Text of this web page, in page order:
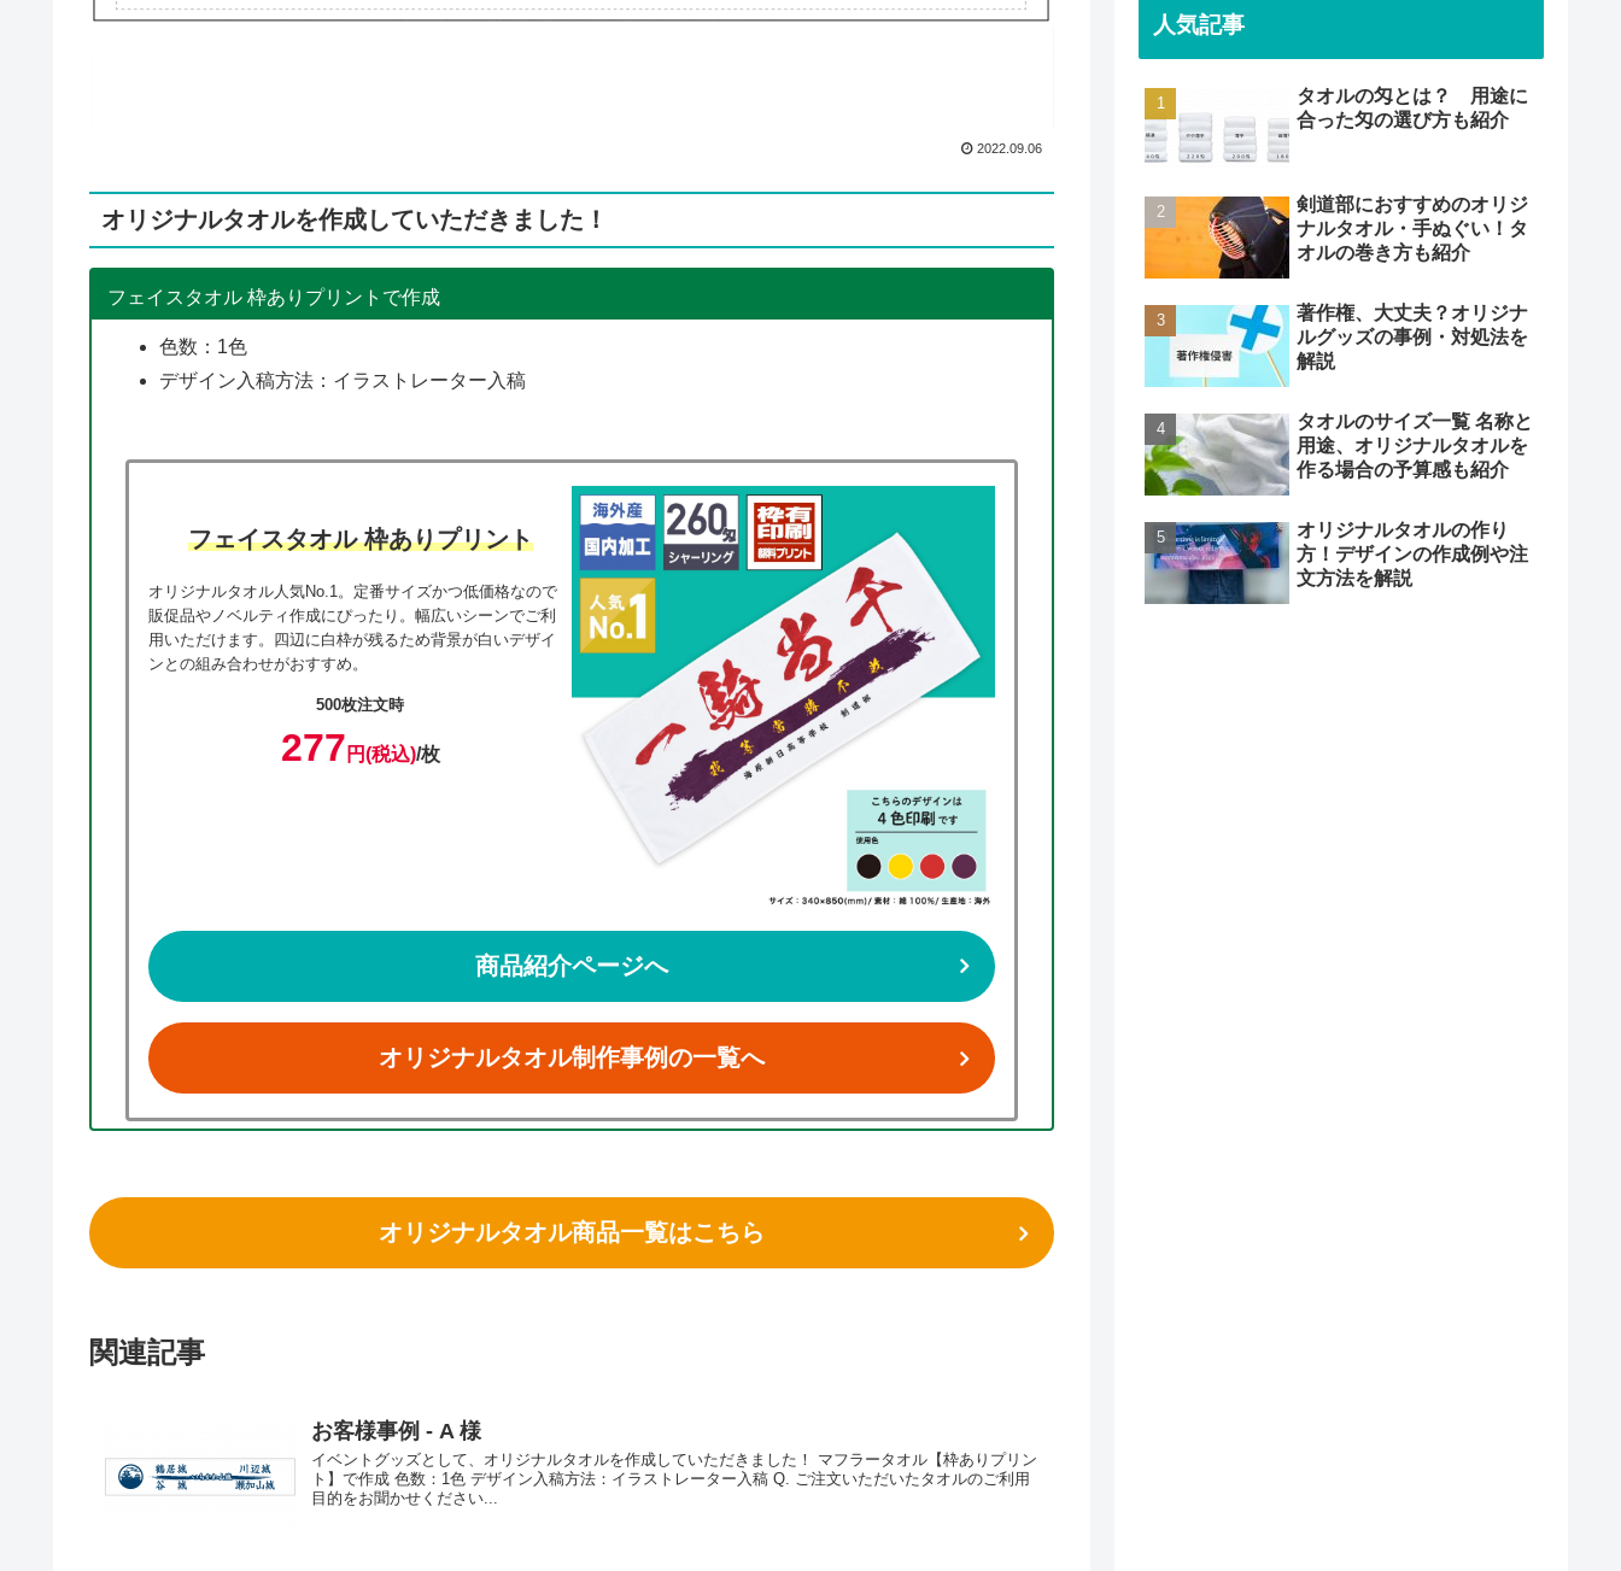
2022.09.06
オリジナルタオルを作成していただきました！
フェイスタオル 枠ありプリントで作成
色数：1色
デザイン入稿方法：イラストレーター入稿
フェイスタオル 枠ありプリント
オリジナルタオル人気No.1。定番サイズかつ低価格なので
販促品やノベルティ作成にぴったり。幅広いシーンでご利
用いただけます。四辺に白枠が残るため背景が白いデザイ
ンとの組み合わせがおすすめ。
500枚注文時
277 円(税込)/枚
商品紹介ページへ
オリジナルタオル制作事例の一覧へ
オリジナルタオル商品一覧はこちら
関連記事
お客様事例 - A 様
イベントグッズとして、オリジナルタオルを作成していただきました！ マフラータオル【枠ありプリン
ト】で作成 色数：1色 デザイン入稿方法：イラストレーター入稿 Q. ご注文いただいたタオルのご利用
目的をお聞かせください...
人気記事
タオルの匁とは？ 用途に
合った匁の選び方も紹介
剣道部におすすめのオリジ
ナルタオル・手ぬぐい！タ
オルの巻き方も紹介
著作権、大丈夫？オリジナ
ルグッズの事例・対処法を
解説
タオルのサイズ一覧 名称と
用途、オリジナルタオルを
作る場合の予算感も紹介
オリジナルタオルの作り
方！デザインの作成例や注
文方法を解説